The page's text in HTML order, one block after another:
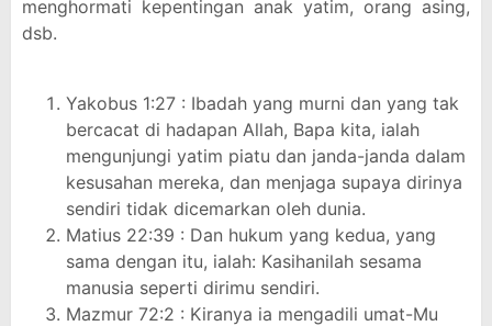
menghormati kepentingan anak yatim, orang asing,
dsb.
Yakobus 1:27 : Ibadah yang murni dan yang tak
bercacat di hadapan Allah, Bapa kita, ialah
mengunjungi yatim piatu dan janda-janda dalam
kesusahan mereka, dan menjaga supaya dirinya
sendiri tidak dicemarkan oleh dunia.
Matius 22:39 : Dan hukum yang kedua, yang
sama dengan itu, ialah: Kasihanilah sesama
manusia seperti dirimu sendiri.
Mazmur 72:2 : Kiranya ia mengadili umat-Mu